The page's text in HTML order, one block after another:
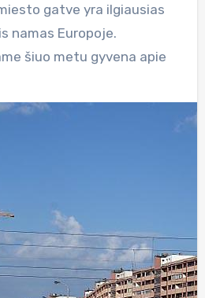
gatve yra ilgiausias
namas Europoje.
šiuo metu gyvena apie